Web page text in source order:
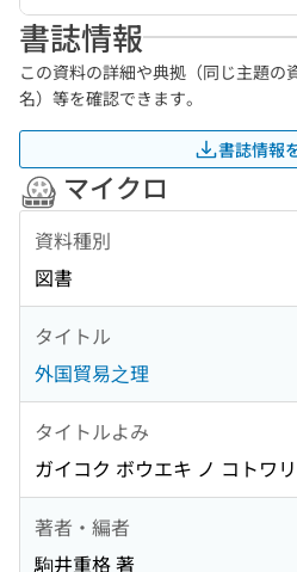
書誌情報
この資料の詳細や典拠（同じ主題の
名）等を確認できます。
書誌情報
マイクロ
資料種別
図書
タイトル
外国貿易之理
タイトルよみ
ガイコク ボウエキ ノ コトワリ
著者・編者
駒井重格 著